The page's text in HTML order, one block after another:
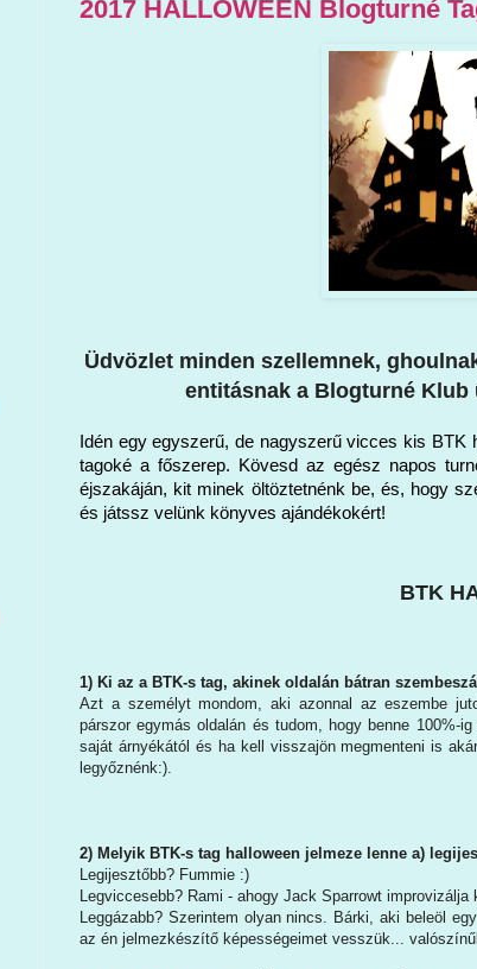
2017 HALLOWEEN Blogturné
Üdvözlet minden szellemnek,
entitásnak a Blogturné Klub
Idén egy egyszerű, de nagyszerű vicces kis BTK
tagoké a főszerep. Kövesd az egész napos
éjszakáján, kit minek öltöztetnénk be, és, hogy
és játssz velünk könyves ajándékokért!
BTK
1) Ki az a BTK-s tag, akinek oldalán bátran
Azt a személyt mondom, aki azonnal az eszembe
párszor egymás oldalán és tudom, hogy benne 100%-
saját árnyékától és ha kell visszajön megmenteni is
legyőznénk:).
2) Melyik BTK-s tag halloween jelmeze lenne a)
Legijesztőbb? Fummie :)
Legviccesebb? Rami - ahogy Jack Sparrowt improvizálja
Leggázabb? Szerintem olyan nincs. Bárki, aki beleöl
az én jelmezkészítő képességeimet vesszük...